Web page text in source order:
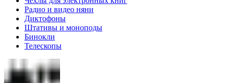
Радио и видео няни
Диктофоны
Штативы и моноподы
Бинокли
Телескопы